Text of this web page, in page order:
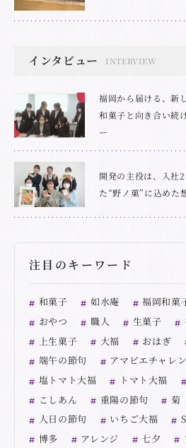
インタビュー INTERVIEW
福岡から届ける、新
和菓子と向き合い続
ー
開発の主役は、入社
た“野ノ菓”に込めた
注目のキーワード
和菓子 如水庵 福岡和菓
おやつ
職人 生菓子
上生菓子
大福 おはぎ
端午の節句
アマビエチャレ
塩トマト大福
トマト大福
こしあん
重陽の節句 菊
人日の節句
いちご大福
博多
アレンジ 七夕